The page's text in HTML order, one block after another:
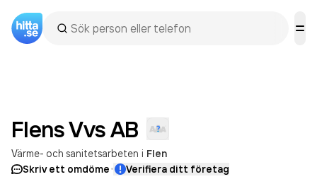
Flens VvsAB
Värme- och sanitetsarbeten i Flen
Skriv ett omdöme· Verifiera ditt företag